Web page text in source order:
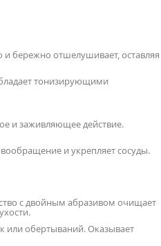
и бережно отшелушивает, оставляя
тонизирующими
и заживляющее действие.
и укрепляет сосуды.
с двойным абразивом очищает
или обертываний. Оказывает